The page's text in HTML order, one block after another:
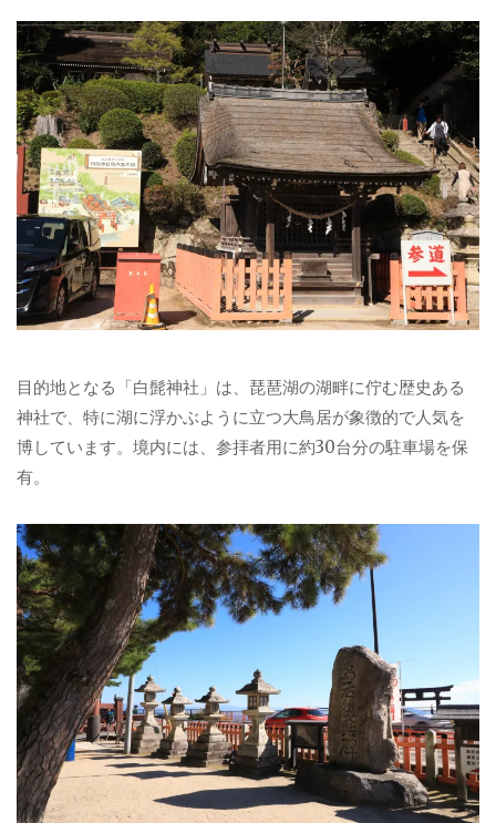
目的地となる「白髭神社」は、琵琶湖の湖畔に佇む歴史ある
神社で、特に湖に浮かぶように立つ大鳥居が象徴的で人気を
博しています。境内には、参拝者用に約30台分の駐車場を保
有。